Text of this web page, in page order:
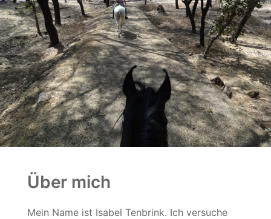
Über mich
Mein Name ist Isabel Tenbrink. Ich versuche